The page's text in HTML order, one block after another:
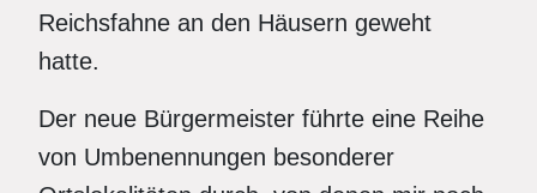
Reichsfahne an den Häusern geweht
hatte.
Der neue Bürgermeister führte eine Reihe
von Umbenennungen besonderer